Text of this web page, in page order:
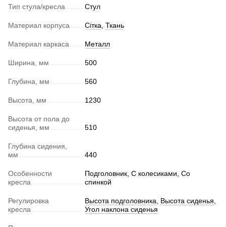
Тип стула/кресла Стул
Материал корпуса Сітка Ткань
Материал каркаса Металл
Ширина, мм 500
Глубина, мм 560
Высота, мм 1230
Высота от пола до
сиденья, мм
510
Глубина сидения,
мм
440
Особенности
кресла
Подголовник, С колесиками, Со
спинкой
Регулировка
кресла
Высота подголовника Высота сиденья
Угол наклона сиденья